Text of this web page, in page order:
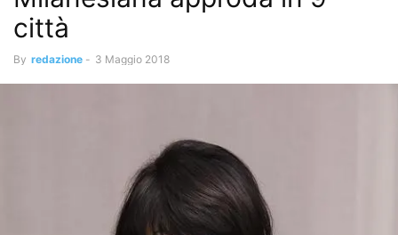
città
By redazione - 3 Maggio 2018